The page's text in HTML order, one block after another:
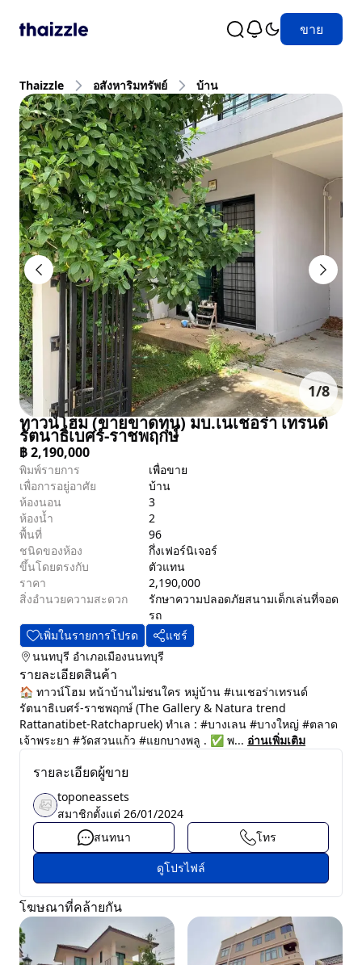
ขาย
Thaizzle อสังหาริมทรัพย์ บ้าน
1/8
ทาวน์โฮม (ขายขาดทุน) มบ.เนเชอร่า เทรนด์
รัตนาธิเบศร์-ราชพฤกษ์
฿2,190,000
พิมพ์รายการ
เพื่อขาย
เพื่อการอยู่อาศัย
บ้าน
ห้องนอน
3
ห้องน้ำ
2
พื้นที่
96
ชนิดของห้อง
กึ่งเฟอร์นิเจอร์
ขึ้นโดยตรงกับ
ตัวแทน
ราคา
2,190,000
สิ่งอำนวยความสะดวก
รักษาความปลอดภัยสนามเด็กเล่นที่จอด
รถ
เพิ่มในรายการโปรด
แชร์
นนทบุรี อำเภอเมืองนนทบุรี
รายละเอียดสินค้า
🏠 ทาวน์โฮม หน้าบ้านไม่ชนใคร หมู่บ้าน #เนเชอร่าเทรนด์
รัตนาธิเบศร์-ราชพฤกษ์ (The Gallery & Natura trend
Rattanatibet-Ratchapruek) ทำเล : #บางเลน #บางใหญ่ #ตลาด
เจ้าพระยา #วัดสวนแก้ว #แยกบางพลู . ✅ พ... อ่านเพิ่มเติม
รายละเอียดผู้ขาย
toponeassets
สมาชิกตั้งแต่ 26/01/2024
สนทนา
โทร
ดูโปรไฟล์
โฆษณาที่คล้ายกัน